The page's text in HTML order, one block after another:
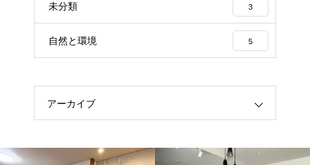
未分類 3
自然と環境 5
アーカイブ